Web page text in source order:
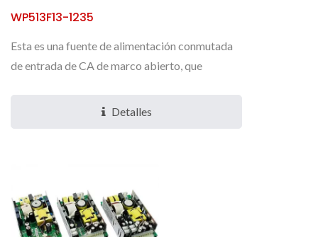
WP513F13-1235
Esta es una fuente de alimentación conmutada
de entrada de CA de marco abierto, que
con una salida triple...Detalles